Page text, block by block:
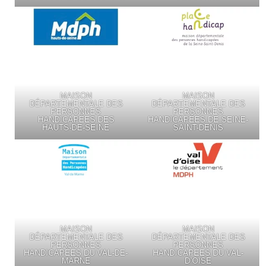
MAISON
DÉPARTEMENTALE DES
PERSONNES
HANDICAPÉES DES
HAUTS-DE-SEINE
MAISON
DÉPARTEMENTALE DES
PERSONNES
HANDICAPÉES DE SEINE-
SAINT-DENIS
MAISON
DÉPARTEMENTALE DES
PERSONNES
HANDICAPÉES DU VAL-DE-
MARNE
MAISON
DÉPARTEMENTALE DES
PERSONNES
HANDICAPÉES DU VAL-
D’OISE